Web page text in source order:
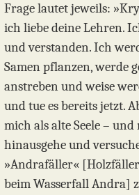
Frage lautet jeweils:
ich liebe deine Lehren.
und verstanden. Ich
Samen pflanzen, werde
anstreben und weise
und tue es bereits jetzt.
mich als alte Seele –
hinausgehe und
»Andrafäller«
beim Wasserfall Andra]